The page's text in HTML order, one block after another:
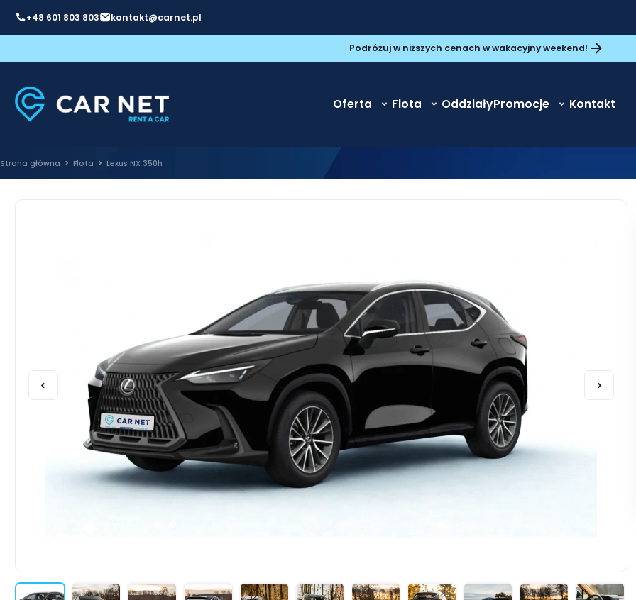
+48 601 803 803 kontakt@carnet.pl
Podróżuj w niższych cenach w wakacyjny weekend!
Oferta Flota OddziałyPromocje Kontakt
Strona główna Flota Lexus NX 350h